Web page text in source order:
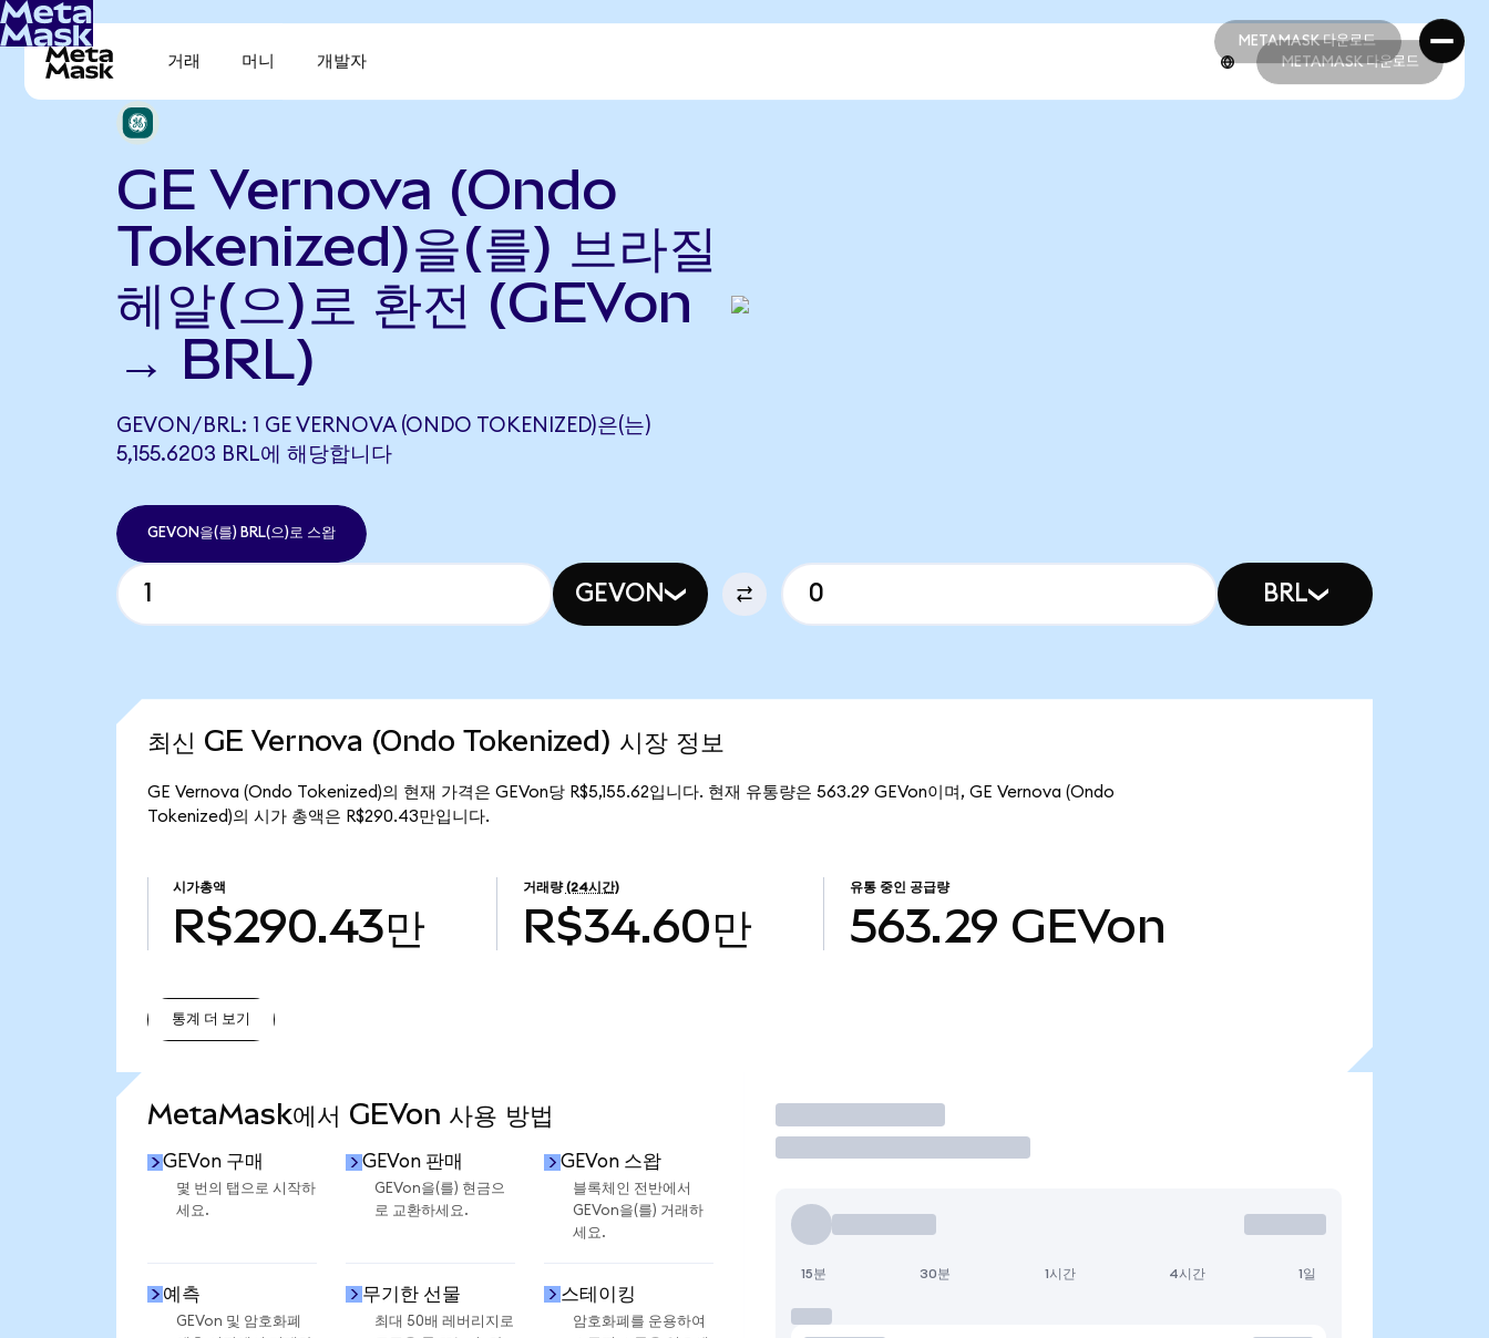
METAMASK 다운로드
METAMASK 다운로드
거래 머니 개발자 METAMASK 다운로드
GE Vernova (Ondo
Tokenized)을(를) 브라질
헤알(으)로 환전 (GEVon
→ BRL)
GEVON/BRL: 1 GE VERNOVA (ONDO TOKENIZED)은(는)
5,155.6203 BRL에 해당합니다
GEVON을(를) BRL(으)로 스왑
GEVON BRL
최신 GE Vernova (Ondo Tokenized) 시장 정보
GE Vernova (Ondo Tokenized)의 현재 가격은 GEVon당 R$5,155.62입니다. 현재 유통량은 563.29 GEVon이며, GE Vernova (Ondo
Tokenized)의 시가 총액은 R$290.43만입니다.
시가총액
R$290.43만
거래량 (24시간)
R$34.60만
유통 중인 공급량
563.29 GEVon
통계 더 보기
MetaMask에서 GEVon 사용 방법
GEVon 구매
몇 번의 탭으로 시작하
세요.
GEVon 판매
GEVon을(를) 현금으
로 교환하세요.
GEVon 스왑
블록체인 전반에서
GEVon을(를) 거래하
세요.
예측
GEVon 및 암호화폐
무기한 선물
최대 50배 레버리지로
스테이킹
암호화폐를 운용하여
거래
15분 30분 1시간 4시간 1일